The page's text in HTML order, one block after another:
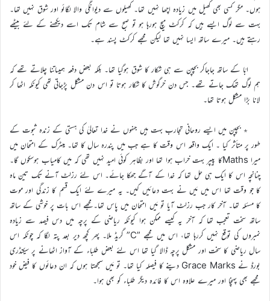
ہوں۔ مگر کسی بھی کھیل میں زیادہ اچھا نہیں تھا۔ کھیلوں سے دیوانگی والا لگائو اور شوق نہیں تھا۔
بہت سے لوگ ایسے ہیں کہ کرکٹ میچ ہورہا ہو تو صبح سے شام تک اسے دیکھنے کے لئے بیٹھے
رہتے ہیں۔ میرے ساتھ ایسا نہیں تھا لیکن مجھے کرکٹ پسند ہے۔
ابّا کے ساتھ جاجاکر بچپن سے ہی شکار کا شوق ہوگیا تھا۔ بلکہ بعض دفعہ ہمیںاتنا چلاتے تھے کہ
ہم لوگ تھک جاتے تھے۔ جس دن خرگوش کا شکار ہوتا تو اس دن مشکل پڑجاتی تھی کیونکہ اٹھا کر
لانا بڑا مشکل ہوتا تھا۔
٭ بچپن میں ایسے روحانی تجارب بہت ہیں جنہوں نے خدا تعالیٰ کی ہستی کے زندہ ثبوت کے
طور پر متأثر کیا ۔ ایک واقعہ اس وقت کا ہے جب میں پندرہ سال کا تھا۔ میٹرک کے امتحان میں
میرا Mathsکا پیپر بہت خراب ہوا تھا اور بظاہر کوئی امید نہیں تھی کہ میں کامیاب ہوسکوں گا۔
چنانچہ اس کا ایک ہی حل تھا کہ خدا کے آگے جھکا جائے۔ اس لئے رزلٹ آنے تک تین ماہ
کا جو وقت تھا اس میں مَیں نے بہت دعائیں کیں۔ یہ میرے لئے ایک قسم کا زندگی اور موت
کا مسئلہ تھا۔ آخر کار جب رزلٹ آیا تو مَیں امتحان میں پاس تھا۔مجھے اس بات پر خوشی کے ساتھ
ساتھ سخت تعجب تھا کہ آخر یہ کیسے ممکن ہوا کیونکہ ریاضی کے پرچہ میں دس فیصد سے زیادہ
نمبروں کی توقع نہیں کررہا تھا، اس میں مجھے ـ”C” گریڈ ملا۔ پھر کچھ دیر بعد پتہ لگا کہ چونکہ اس
سال ریاضی کا سخت اور مشکل پرچہ ڈالا گیا تھا اس لئے بعض طلباء کے آواز اٹھانے پر سیکنڈری
بورڈ نے Grace Marks دینے کا فیصلہ کیا تھا۔ تو مَیں سمجھتا ہوں کہ ان دعائوں کا فیض خود
مجھے بھی پہنچا اور میرے علاوہ اس کا فائدہ دیگر طلباء کو بھی ہوا۔